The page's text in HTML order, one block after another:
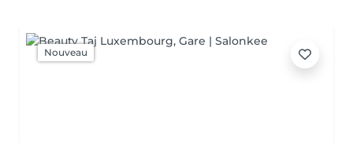
Nouveau